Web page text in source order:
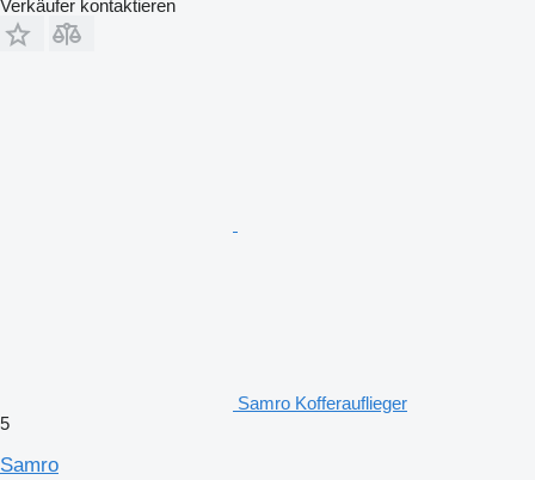
Verkäufer kontaktieren
Samro Kofferauflieger
5
Samro